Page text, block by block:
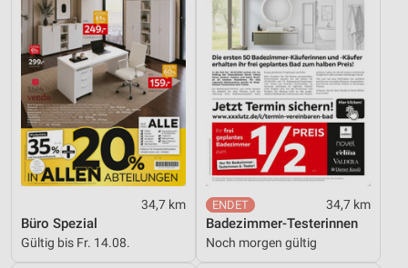
34,7 km
Büro Spezial
Gültig bis Fr. 14.08.
34,7 km
Badezimmer-Testerinnen
Noch morgen gültig